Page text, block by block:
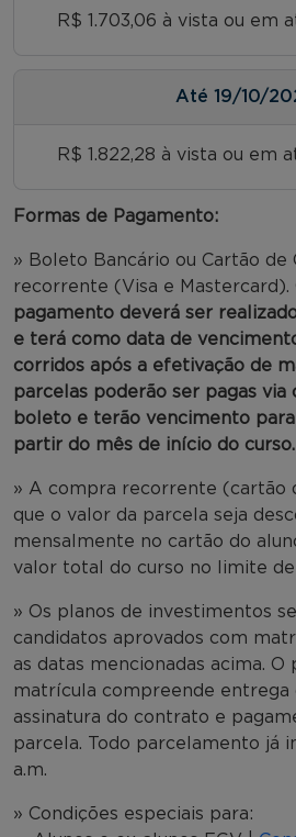
R$ 1.703,06 à vista ou em
Até 19/10/
R$ 1.822,28 à vista ou em
Formas de Pagamento:
» Boleto Bancário ou Cartão de
recorrente (Visa e Mastercard).
pagamento deverá ser
e terá como data de
corridos após a efetivação de
parcelas poderão ser pagas
boleto e terão vencimento para
partir do mês de início do curso.
» A compra recorrente (cartão
que o valor da parcela seja
mensalmente no cartão do
valor total do curso no limite de
» Os planos de investimentos
candidatos aprovados com
as datas mencionadas acima. O
matrícula compreende entrega
assinatura do contrato e
parcela. Todo parcelamento já
a.m.
» Condições especiais para: